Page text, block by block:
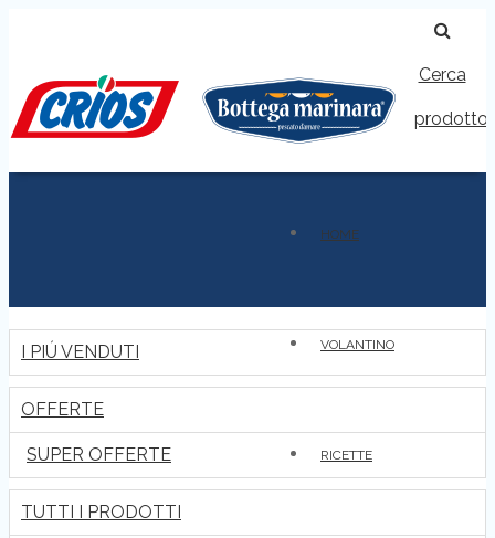
Cerca
prodotto
HOME
VOLANTINO
RICETTE
I PIÚ VENDUTI
OFFERTE
SUPER OFFERTE
TUTTI I PRODOTTI